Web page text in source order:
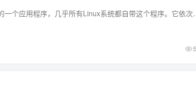
Linux awk命令是处理文本文件的一个应用程序